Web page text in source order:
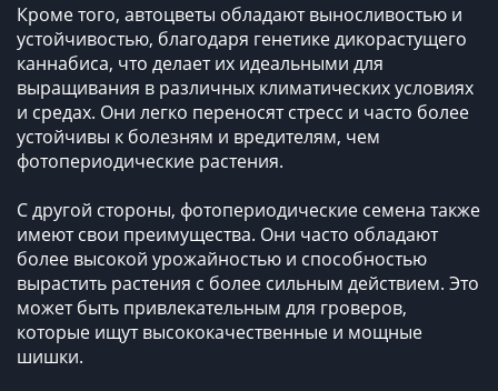
Кроме того, автоцветы обладают выносливостью и
устойчивостью, благодаря генетике дикорастущего
каннабиса, что делает их идеальными для
выращивания в различных климатических условиях
и средах. Они легко переносят стресс и часто более
устойчивы к болезням и вредителям, чем
фотопериодические растения.
С другой стороны, фотопериодические семена также
имеют свои преимущества. Они часто обладают
более высокой урожайностью и способностью
вырастить растения с более сильным действием. Это
может быть привлекательным для гроверов,
которые ищут высококачественные и мощные
шишки.